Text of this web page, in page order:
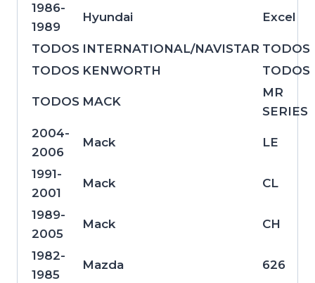
1986-
1989
Hyundai Excel
TODOS INTERNATIONAL/NAVISTAR TODOS
TODOS KENWORTH TODOS
TODOS MACK
MR
SERIES
2004-
2006
Mack LE
1991-
2001
Mack CL
1989-
2005
Mack CH
1982-
1985
Mazda 626